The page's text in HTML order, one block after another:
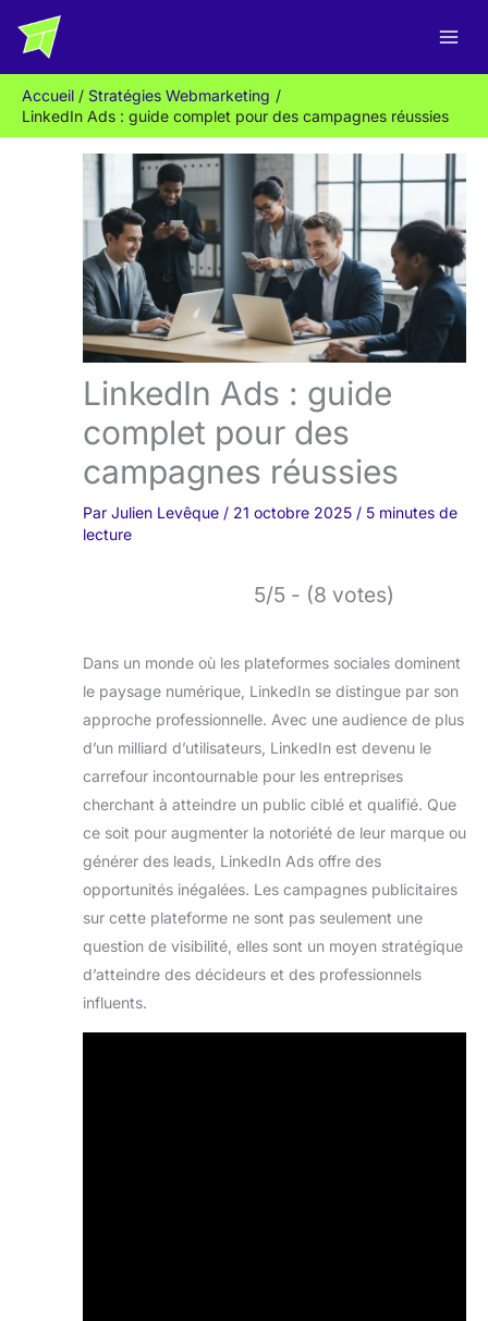
Accueil
Stratégies Webmarketing
LinkedIn Ads : guide complet pour des campagnes réussies
LinkedIn Ads : guide
complet pour des
campagnes réussies
Par Julien Levêque / 21 octobre 2025 / 5 minutes de
lecture
5/5 - (8 votes)
Dans un monde où les plateformes sociales dominent
le paysage numérique, LinkedIn se distingue par son
approche professionnelle. Avec une audience de plus
d’un milliard d’utilisateurs, LinkedIn est devenu le
carrefour incontournable pour les entreprises
cherchant à atteindre un public ciblé et qualifié. Que
ce soit pour augmenter la notoriété de leur marque ou
générer des leads, LinkedIn Ads offre des
opportunités inégalées. Les campagnes publicitaires
sur cette plateforme ne sont pas seulement une
question de visibilité, elles sont un moyen stratégique
d’atteindre des décideurs et des professionnels
influents.
e
c
h
e